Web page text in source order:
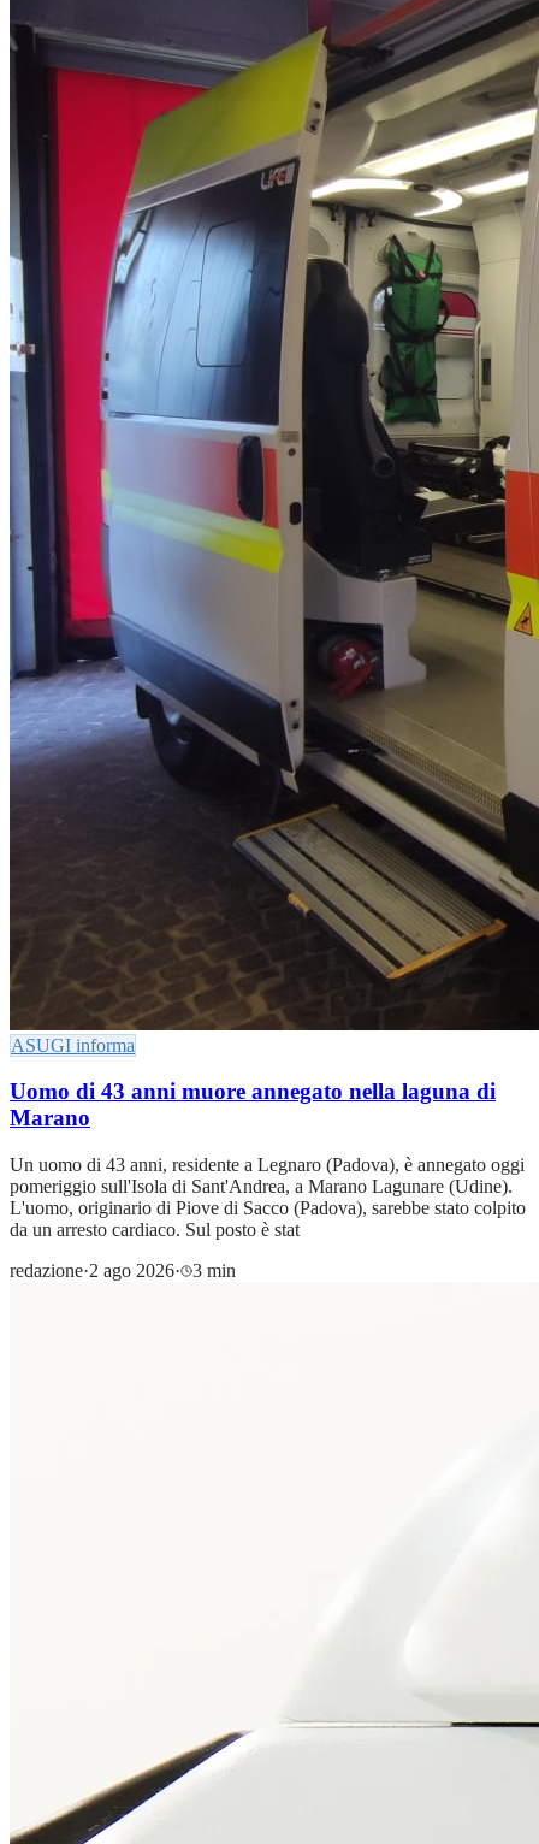
ASUGI informa
Uomo di 43 anni muore annegato nella laguna di
Marano
Un uomo di 43 anni, residente a Legnaro (Padova), è annegato oggi
pomeriggio sull'Isola di Sant'Andrea, a Marano Lagunare (Udine).
L'uomo, originario di Piove di Sacco (Padova), sarebbe stato colpito
da un arresto cardiaco. Sul posto è stat
redazione·2 ago 2026· 3 min